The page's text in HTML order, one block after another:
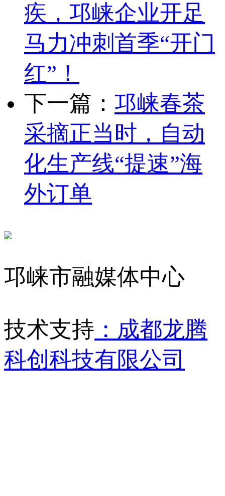
疾，邛崃企业开足
马力冲刺首季“开门
红”！
下一篇： 邛崃春茶
采摘正当时，自动
化生产线“提速”海
外订单
邛崃市融媒体中心
技术支持 ：成都龙腾
科创科技有限公司